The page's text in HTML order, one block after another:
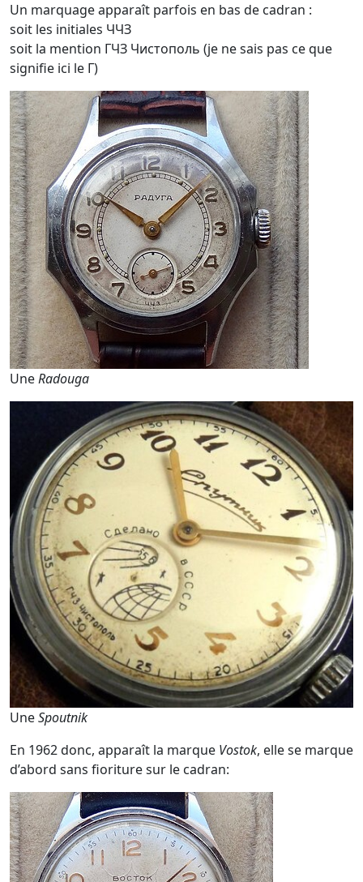
Un marquage apparaît parfois en bas de cadran :
soit les initiales ЧЧЗ
soit la mention ГЧЗ Чистополь (je ne sais pas ce que
signifie ici le Г)
UneRadouga
UneSpoutnik
En 1962 donc, apparaît la marque Vostok, elle se marque
d’abord sans fioriture sur le cadran: